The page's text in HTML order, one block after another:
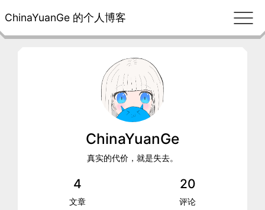
ChinaYuanGe 的个人博客
ChinaYuanGe
真实的代价，就是失去。
4
文章
20
评论